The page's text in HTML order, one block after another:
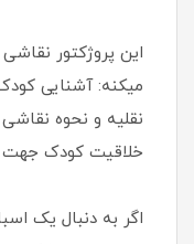
این پروژکتور
میکنه: آشنایی
نقلیه و نحوه
خلاقیت کودک جهت
اگر به دنبال یک